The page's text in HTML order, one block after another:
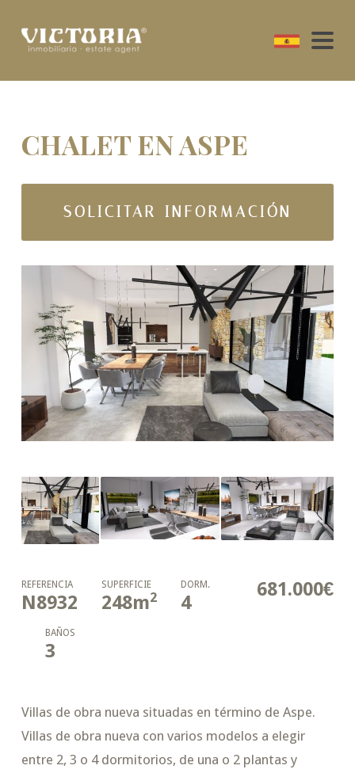
CHALET EN ASPE
SOLICITAR INFORMACIÓN
681.000€
REFERENCIA
N8932
SUPERFICIE
248m2
DORM.
4
BAÑOS
3
Villas de obra nueva situadas en término de Aspe.
Villas de obra nueva con varios modelos a elegir
entre 2, 3 o 4 dormitorios, de una o 2 plantas y